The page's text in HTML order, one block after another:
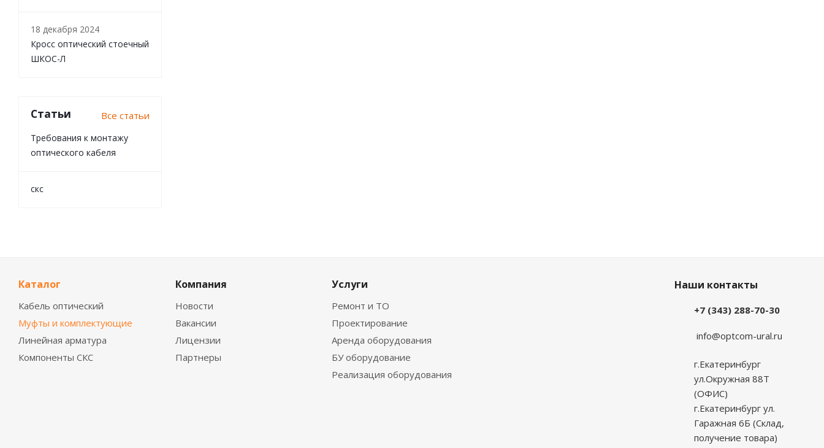
18 декабря 2024
Кросс оптический стоечный
ШКОС-Л
Статьи Все статьи
Требования к монтажу
оптического кабеля
скс
Каталог
Кабель оптический
Муфты и комплектующие
Линейная арматура
Компоненты СКС
Компания
Новости
Вакансии
Лицензии
Партнеры
Услуги
Ремонт и ТО
Проектирование
Аренда оборудования
БУ оборудование
Реализация оборудования
Наши контакты
+7 (343) 288-70-30
info@optcom-ural.ru
г.Екатеринбург
ул.Окружная 88Т
(ОФИС)
г.Екатеринбург ул.
Гаражная 6Б (Склад,
получение товара)